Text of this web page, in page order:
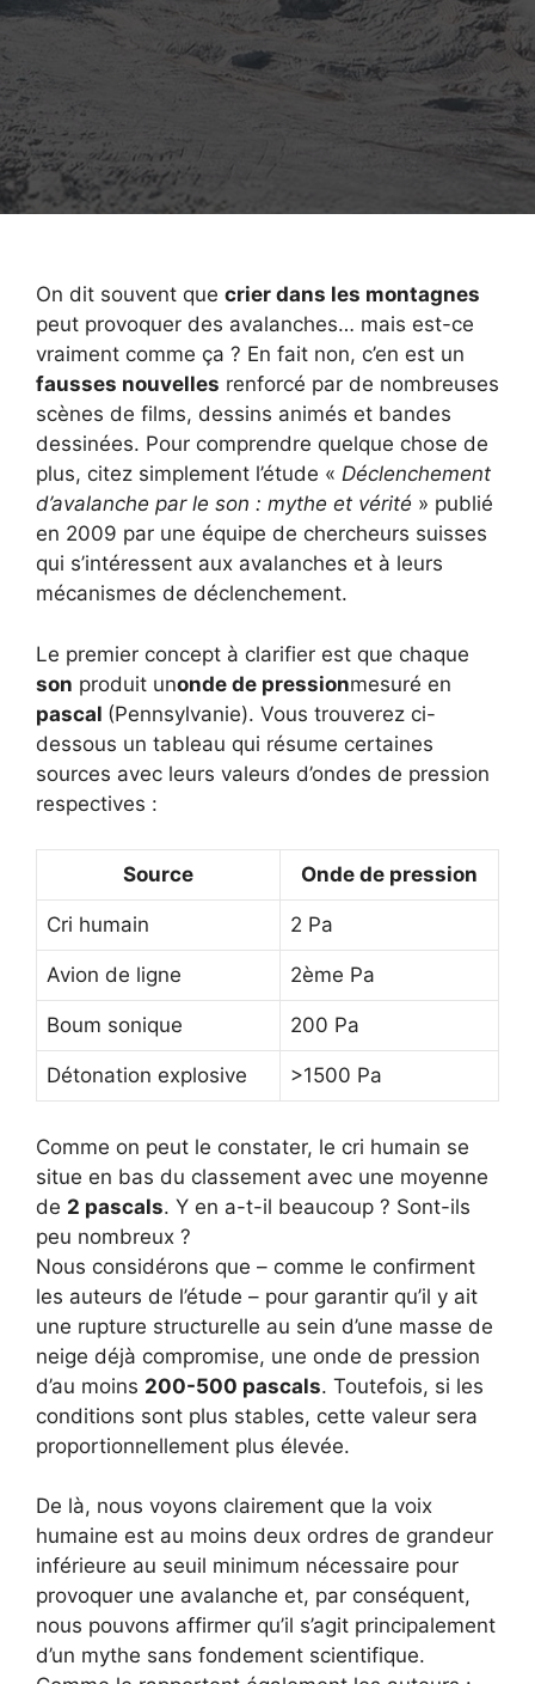
On dit souvent que crier dans les montagnes
peut provoquer des avalanches… mais est-ce
vraiment comme ça ? En fait non, c’en est un
fausses nouvelles renforcé par de nombreuses
scènes de films, dessins animés et bandes
dessinées. Pour comprendre quelque chose de
plus, citez simplement l’étude « Déclenchement
d’avalanche par le son : mythe et vérité » publié
en 2009 par une équipe de chercheurs suisses
qui s’intéressent aux avalanches et à leurs
mécanismes de déclenchement.
Le premier concept à clarifier est que chaque
son produit unonde de pressionmesuré en
pascal (Pennsylvanie). Vous trouverez ci-
dessous un tableau qui résume certaines
sources avec leurs valeurs d’ondes de pression
respectives :
Source Onde de pression
Cri humain 2 Pa
Avion de ligne 2ème Pa
Boum sonique 200 Pa
Détonation explosive >1500 Pa
Comme on peut le constater, le cri humain se
situe en bas du classement avec une moyenne
de 2 pascals. Y en a-t-il beaucoup ? Sont-ils
peu nombreux ?
Nous considérons que – comme le confirment
les auteurs de l’étude – pour garantir qu’il y ait
une rupture structurelle au sein d’une masse de
neige déjà compromise, une onde de pression
d’au moins 200-500 pascals. Toutefois, si les
conditions sont plus stables, cette valeur sera
proportionnellement plus élevée.
De là, nous voyons clairement que la voix
humaine est au moins deux ordres de grandeur
inférieure au seuil minimum nécessaire pour
provoquer une avalanche et, par conséquent,
nous pouvons affirmer qu’il s’agit principalement
d’un mythe sans fondement scientifique.